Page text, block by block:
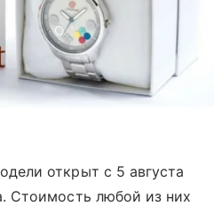
открыт с 5 августа
Стоимость любой из них